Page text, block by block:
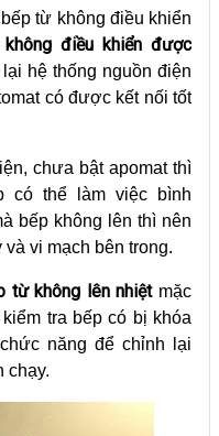
từ không điều khiển
điều khiển được
hệ thống nguồn điện
có được kết nối tốt
chưa bật apomat thì
có thể làm việc bình
bếp không lên thì nên
vi mạch bên trong.
từ không lên nhiệtmặc
tra bếp có bị khóa
năng để chỉnh lại
chạy.